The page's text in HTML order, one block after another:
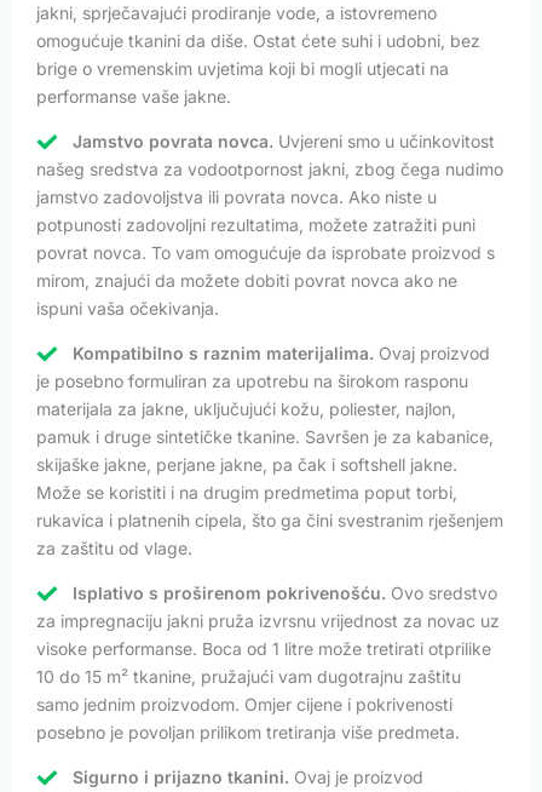
jakni, sprječavajući prodiranje vode, a istovremeno
omogućuje tkanini da diše. Ostat ćete suhi i udobni, bez
brige o vremenskim uvjetima koji bi mogli utjecati na
performanse vaše jakne.
Jamstvo povrata novca. Uvjereni smo u učinkovitost
našeg sredstva za vodootpornost jakni, zbog čega nudimo
jamstvo zadovoljstva ili povrata novca. Ako niste u
potpunosti zadovoljni rezultatima, možete zatražiti puni
povrat novca. To vam omogućuje da isprobate proizvod s
mirom, znajući da možete dobiti povrat novca ako ne
ispuni vaša očekivanja.
Kompatibilno s raznim materijalima. Ovaj proizvod
je posebno formuliran za upotrebu na širokom rasponu
materijala za jakne, uključujući kožu, poliester, najlon,
pamuk i druge sintetičke tkanine. Savršen je za kabanice,
skijaške jakne, perjane jakne, pa čak i softshell jakne.
Može se koristiti i na drugim predmetima poput torbi,
rukavica i platnenih cipela, što ga čini svestranim rješenjem
za zaštitu od vlage.
Isplativo s proširenom pokrivenošću. Ovo sredstvo
za impregnaciju jakni pruža izvrsnu vrijednost za novac uz
visoke performanse. Boca od 1 litre može tretirati otprilike
10 do 15 m² tkanine, pružajući vam dugotrajnu zaštitu
samo jednim proizvodom. Omjer cijene i pokrivenosti
posebno je povoljan prilikom tretiranja više predmeta.
Sigurno i prijazno tkanini. Ovaj je proizvod